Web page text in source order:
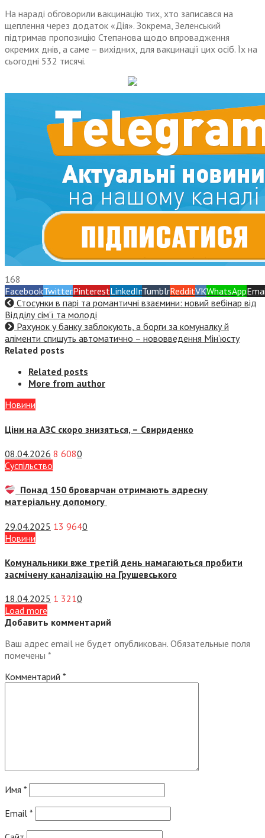
На нараді обговорили вакцинацію тих, хто записався на
щеплення через додаток «Дія». Зокрема, Зеленський
підтримав пропозицію Степанова щодо впровадження
окремих днів, а саме – вихідних, для вакцинації цих осіб. Їх на
сьогодні 532 тисячі.
168
FacebookTwitterPinterestLinkedInTumblrRedditVKWhatsApp
Стосунки в парі та романтичні взаємини: новий вебінар від
Відділу сім’ї та молоді
Рахунок у банку заблокують, а борги за комуналку й
аліменти спишуть автоматично – нововведення Мін’юсту
Related posts
Related posts
More from author
Новини
Ціни на АЗС скоро знизяться, – Свириденко
08.04.2026 8 6080
Суспiльство
Понад 150 броварчан отримають адресну
матеріальну допомогу
29.04.2025 13 9640
Новини
Комунальники вже третій день намагаються пробити
засмічену каналізацію на Грушевського
18.04.2025 1 3210
Load more
Добавить комментарий
Ваш адрес email не будет опубликован. Обязательные поля
помечены *
Комментарий *
Имя *
Email *